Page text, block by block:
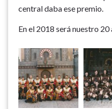
central daba ese premio.
En el 2018 será nuestro